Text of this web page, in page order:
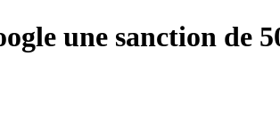
une sanction de